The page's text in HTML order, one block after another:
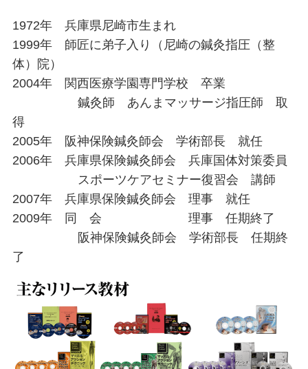
1972年 兵庫県尼崎市生まれ
1999年 師匠に弟子入り（尼崎の鍼灸指圧（整
体）院）
2004年 関西医療学園専門学校 卒業
鍼灸師 あんまマッサージ指圧師 取
得
2005年 阪神保険鍼灸師会 学術部長 就任
2006年 兵庫県保険鍼灸師会 兵庫国体対策委員
スポーツケアセミナー復習会 講師
2007年 兵庫県保険鍼灸師会 理事 就任
2009年 同 会 理事 任期終了
阪神保険鍼灸師会 学術部長 任期終
了